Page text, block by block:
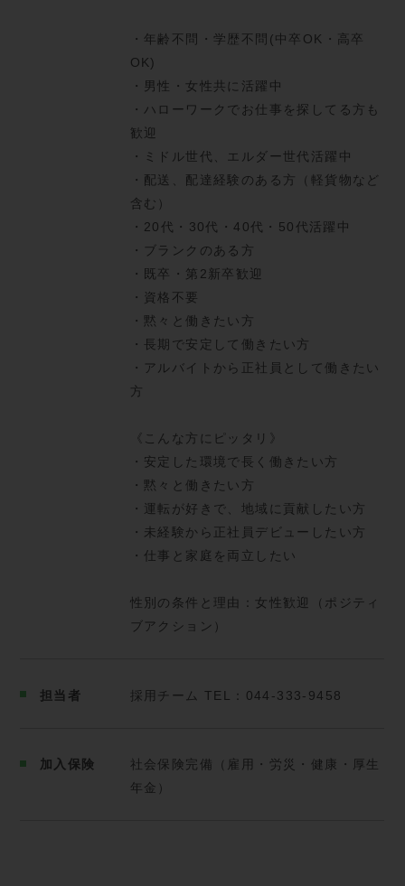
・年齢不問・学歴不問(中卒OK・高卒
OK)
・男性・女性共に活躍中
・ハローワークでお仕事を探してる方も
歓迎
・ミドル世代、エルダー世代活躍中
・配送、配達経験のある方（軽貨物など
含む）
・20代・30代・40代・50代活躍中
・ブランクのある方
・既卒・第2新卒歓迎
・資格不要
・黙々と働きたい方
・長期で安定して働きたい方
・アルバイトから正社員として働きたい
方
《こんな方にピッタリ》
・安定した環境で長く働きたい方
・黙々と働きたい方
・運転が好きで、地域に貢献したい方
・未経験から正社員デビューしたい方
・仕事と家庭を両立したい
性別の条件と理由：女性歓迎（ポジティ
ブアクション）
担当者 採用チーム TEL：044-333-9458
加入保険
社会保険完備（雇用・労災・健康・厚生
年金）